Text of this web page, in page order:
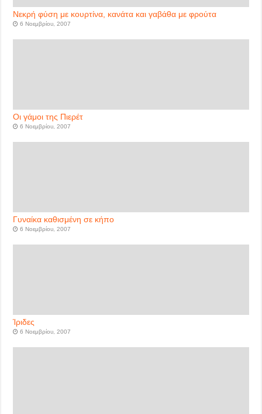
Νεκρή φύση με κουρτίνα, κανάτα και γαβάθα με φρούτα
6 Νοεμβρίου, 2007
Οι γάμοι της Πιερέτ
6 Νοεμβρίου, 2007
Γυναίκα καθισμένη σε κήπο
6 Νοεμβρίου, 2007
Ίριδες
6 Νοεμβρίου, 2007